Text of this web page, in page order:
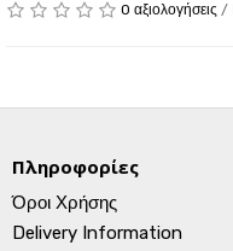
0 αξιολογήσεις /
Πληροφορίες
Όροι Χρήσης
Delivery Information